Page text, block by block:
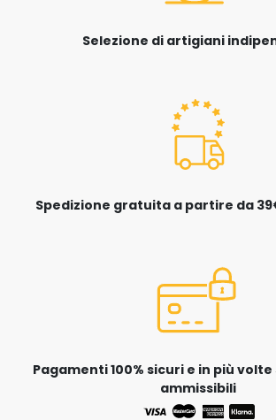
Selezione di artigiani
Spedizione gratuita a partire da
Pagamenti 100% sicuri e in più
ammissibili